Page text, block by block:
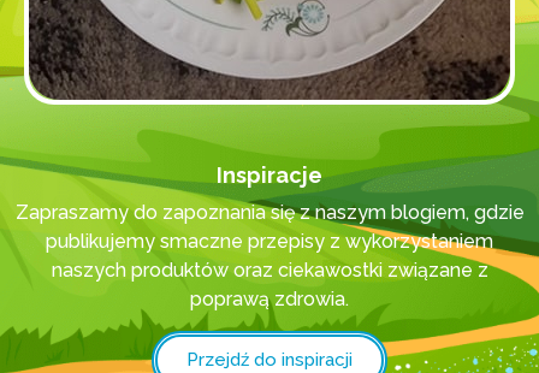
Inspiracje
Zapraszamy do zapoznania się z naszym blogiem, gdzie
publikujemy smaczne przepisy z wykorzystaniem
naszych produktów oraz ciekawostki związane z
poprawą zdrowia.
Przejdź do inspiracji